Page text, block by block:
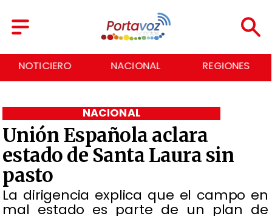
NACIONAL REGIONES ECONOMÍA
Unión Española aclara
estado de Santa Laura sin
pasto
La dirigencia explica que el campo en
mal estado es parte de un plan de
NACIONAL